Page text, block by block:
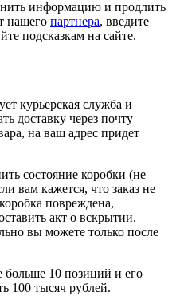
информацию и продлить
нашего партнера, введите
подсказкам на сайте.
курьерская служба и
доставку через почту
на ваш адрес придет
состояние коробки (не
вам кажется, что заказ не
повреждена,
акт о вскрытии.
вы можете только после
больше 10 позиций и его
100 тысяч рублей.